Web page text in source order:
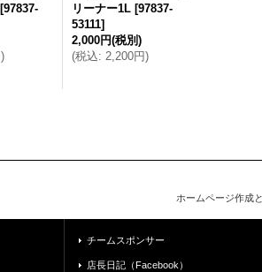
[97837-
)
リーナー1L [97837-
53111]
2,000円(税別)
(税込: 2,200円)
ホームページ作成
チームスポンサー
店長日記（Facebook）